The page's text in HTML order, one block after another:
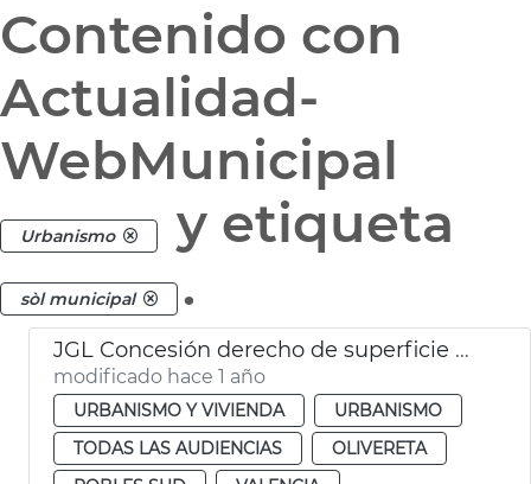
Contenido con
Actualidad-
WebMunicipal
Urbanismo y etiqueta
sòl municipal .
JGL Concesión derecho de superficie para viviendas de alquiler
modificado hace 1 año
URBANISMO Y VIVIENDA
URBANISMO
TODAS LAS AUDIENCIAS
OLIVERETA